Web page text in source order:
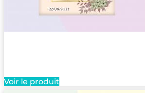
Voir le produit